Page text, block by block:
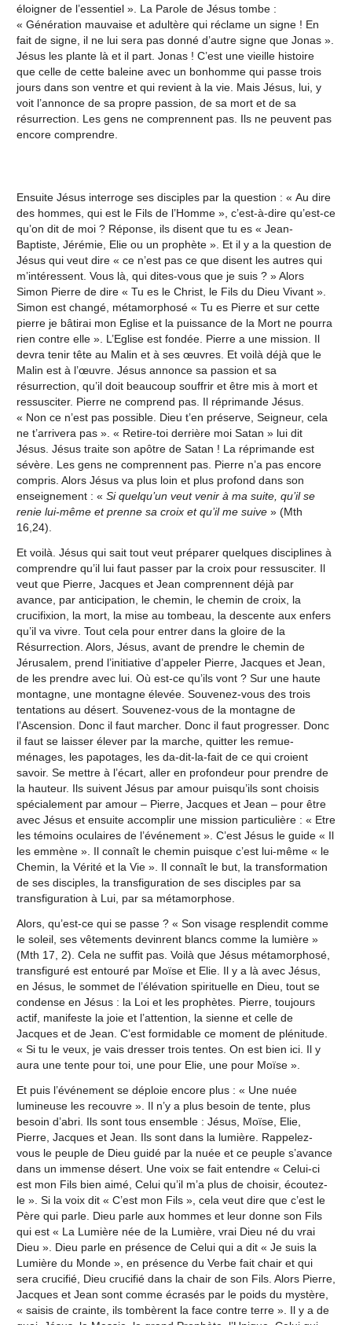
éloigner de l’essentiel ». La Parole de Jésus tombe :
« Génération mauvaise et adultère qui réclame un signe ! En
fait de signe, il ne lui sera pas donné d’autre signe que Jonas ».
Jésus les plante là et il part. Jonas ! C’est une vieille histoire
que celle de cette baleine avec un bonhomme qui passe trois
jours dans son ventre et qui revient à la vie. Mais Jésus, lui, y
voit l’annonce de sa propre passion, de sa mort et de sa
résurrection. Les gens ne comprennent pas. Ils ne peuvent pas
encore comprendre.
Ensuite Jésus interroge ses disciples par la question : « Au dire
des hommes, qui est le Fils de l’Homme », c’est-à-dire qu’est-ce
qu’on dit de moi ? Réponse, ils disent que tu es « Jean-
Baptiste, Jérémie, Elie ou un prophète ». Et il y a la question de
Jésus qui veut dire « ce n’est pas ce que disent les autres qui
m’intéressent. Vous là, qui dites-vous que je suis ? » Alors
Simon Pierre de dire « Tu es le Christ, le Fils du Dieu Vivant ».
Simon est changé, métamorphosé « Tu es Pierre et sur cette
pierre je bâtirai mon Eglise et la puissance de la Mort ne pourra
rien contre elle ». L’Eglise est fondée. Pierre a une mission. Il
devra tenir tête au Malin et à ses œuvres. Et voilà déjà que le
Malin est à l’œuvre. Jésus annonce sa passion et sa
résurrection, qu’il doit beaucoup souffrir et être mis à mort et
ressusciter. Pierre ne comprend pas. Il réprimande Jésus.
« Non ce n’est pas possible. Dieu t’en préserve, Seigneur, cela
ne t’arrivera pas ». « Retire-toi derrière moi Satan » lui dit
Jésus. Jésus traite son apôtre de Satan ! La réprimande est
sévère. Les gens ne comprennent pas. Pierre n’a pas encore
compris. Alors Jésus va plus loin et plus profond dans son
enseignement : « Si quelqu’un veut venir à ma suite, qu’il se
renie lui-même et prenne sa croix et qu’il me suive» (Mth
16,24).
Et voilà. Jésus qui sait tout veut préparer quelques disciplines à
comprendre qu’il lui faut passer par la croix pour ressusciter. Il
veut que Pierre, Jacques et Jean comprennent déjà par
avance, par anticipation, le chemin, le chemin de croix, la
crucifixion, la mort, la mise au tombeau, la descente aux enfers
qu’il va vivre. Tout cela pour entrer dans la gloire de la
Résurrection. Alors, Jésus, avant de prendre le chemin de
Jérusalem, prend l’initiative d’appeler Pierre, Jacques et Jean,
de les prendre avec lui. Où est-ce qu’ils vont ? Sur une haute
montagne, une montagne élevée. Souvenez-vous des trois
tentations au désert. Souvenez-vous de la montagne de
l’Ascension. Donc il faut marcher. Donc il faut progresser. Donc
il faut se laisser élever par la marche, quitter les remue-
ménages, les papotages, les da-dit-la-fait de ce qui croient
savoir. Se mettre à l’écart, aller en profondeur pour prendre de
la hauteur. Ils suivent Jésus par amour puisqu’ils sont choisis
spécialement par amour – Pierre, Jacques et Jean – pour être
avec Jésus et ensuite accomplir une mission particulière : « Etre
les témoins oculaires de l’événement ». C’est Jésus le guide « Il
les emmène ». Il connaît le chemin puisque c’est lui-même « le
Chemin, la Vérité et la Vie ». Il connaît le but, la transformation
de ses disciples, la transfiguration de ses disciples par sa
transfiguration à Lui, par sa métamorphose.
Alors, qu’est-ce qui se passe ? « Son visage resplendit comme
le soleil, ses vêtements devinrent blancs comme la lumière »
(Mth 17, 2). Cela ne suffit pas. Voilà que Jésus métamorphosé,
transfiguré est entouré par Moïse et Elie. Il y a là avec Jésus,
en Jésus, le sommet de l’élévation spirituelle en Dieu, tout se
condense en Jésus : la Loi et les prophètes. Pierre, toujours
actif, manifeste la joie et l’attention, la sienne et celle de
Jacques et de Jean. C’est formidable ce moment de plénitude.
« Si tu le veux, je vais dresser trois tentes. On est bien ici. Il y
aura une tente pour toi, une pour Elie, une pour Moïse ».
Et puis l’événement se déploie encore plus : « Une nuée
lumineuse les recouvre ». Il n’y a plus besoin de tente, plus
besoin d’abri. Ils sont tous ensemble : Jésus, Moïse, Elie,
Pierre, Jacques et Jean. Ils sont dans la lumière. Rappelez-
vous le peuple de Dieu guidé par la nuée et ce peuple s’avance
dans un immense désert. Une voix se fait entendre « Celui-ci
est mon Fils bien aimé, Celui qu’il m’a plus de choisir, écoutez-
le ». Si la voix dit « C’est mon Fils », cela veut dire que c’est le
Père qui parle. Dieu parle aux hommes et leur donne son Fils
qui est « La Lumière née de la Lumière, vrai Dieu né du vrai
Dieu ». Dieu parle en présence de Celui qui a dit « Je suis la
Lumière du Monde », en présence du Verbe fait chair et qui
sera crucifié, Dieu crucifié dans la chair de son Fils. Alors Pierre,
Jacques et Jean sont comme écrasés par le poids du mystère,
« saisis de crainte, ils tombèrent la face contre terre ». Il y a de